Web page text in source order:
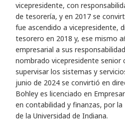
vicepresidente, con
de tesorería, y en 2017 se
fue ascendido a vicepresidente,
tesorero en 2018 y, ese mismo
empresarial a sus
nombrado vicepresidente senior
supervisar los sistemas y
junio de 2024 se convirtió en
Bohley es licenciado en
en contabilidad y finanzas, por
de la Universidad de Indiana.